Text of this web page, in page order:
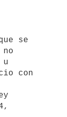
u
con